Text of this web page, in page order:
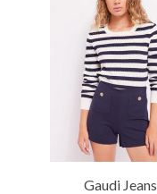
Gaudi Jeans